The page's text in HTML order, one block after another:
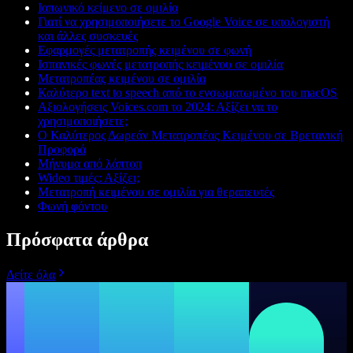
Ιαπωνικό κείμενο σε ομιλία
Γιατί να χρησιμοποιήσετε το Google Voice σε υπολογιστή
και άλλες συσκευές
Εφαρμογές μετατροπής κειμένου σε φωνή
Ισπανικές φωνές μετατροπής κειμένου σε ομιλία
Μετατροπέας κειμένου σε ομιλία
Καλύτερο text to speech από το ενσωματωμένο του macOS
Αξιολογήσεις Voices.com το 2024: Αξίζει να το
χρησιμοποιήσετε;
Ο Καλύτερος Δωρεάν Μετατροπέας Κειμένου σε Βρετανική
Προφορά
Μήνυμα από λάπτοπ
Wideo τιμές: Αξίζει;
Μετατροπή κειμένου σε ομιλία για θεραπευτές
Φωνή φόντου
Πρόσφατα άρθρα
Δείτε όλα